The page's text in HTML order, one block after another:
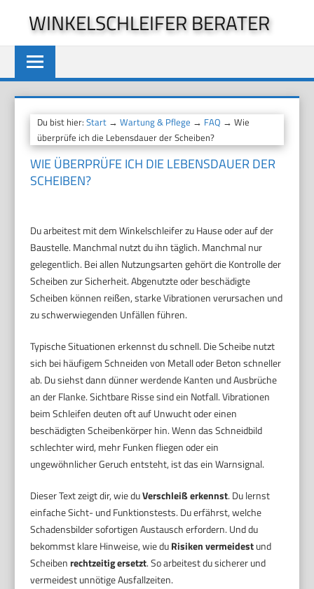
springen
WINKELSCHLEIFER BERATER
Du bist hier:Start →Wartung & Pflege → FAQ → Wie
überprüfe ich die Lebensdauer der Scheiben?
WIE ÜBERPRÜFE ICH DIE LEBENSDAUER DER
SCHEIBEN?
Du arbeitest mit dem Winkelschleifer zu Hause oder auf der
Baustelle. Manchmal nutzt du ihn täglich. Manchmal nur
gelegentlich. Bei allen Nutzungsarten gehört die Kontrolle der
Scheiben zur Sicherheit. Abgenutzte oder beschädigte
Scheiben können reißen, starke Vibrationen verursachen und
zu schwerwiegenden Unfällen führen.
Typische Situationen erkennst du schnell. Die Scheibe nutzt
sich bei häufigem Schneiden von Metall oder Beton schneller
ab. Du siehst dann dünner werdende Kanten und Ausbrüche
an der Flanke. Sichtbare Risse sind ein Notfall. Vibrationen
beim Schleifen deuten oft auf Unwucht oder einen
beschädigten Scheibenkörper hin. Wenn das Schneidbild
schlechter wird, mehr Funken fliegen oder ein
ungewöhnlicher Geruch entsteht, ist das ein Warnsignal.
Dieser Text zeigt dir, wie duVerschleiß erkennst. Du lernst
einfache Sicht- und Funktionstests. Du erfährst, welche
Schadensbilder sofortigen Austausch erfordern. Und du
bekommst klare Hinweise, wie duRisiken vermeidestund
Scheibenrechtzeitig ersetzt. So arbeitest du sicherer und
vermeidest unnötige Ausfallzeiten.